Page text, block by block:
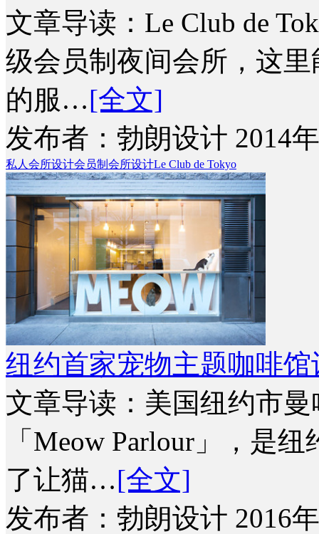
文章导读：Le Club de
级会员制夜间会所，这
的服…[全文]
发布者：勃朗设计 2014
私人会所设计会员制会所设计Le Club de Tokyo
纽约首家宠物主题咖啡
文章导读：美国纽约市
「Meow Parlour」，是
了让猫…[全文]
发布者：勃朗设计 2016